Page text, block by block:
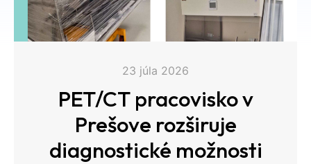
23 júla 2026
PET/CT pracovisko v
Prešove rozširuje
diagnostické možnosti